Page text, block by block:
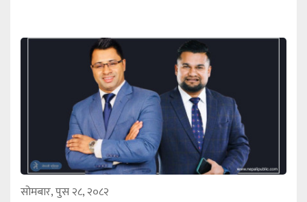
सोमबार, पुस २८, २०८२